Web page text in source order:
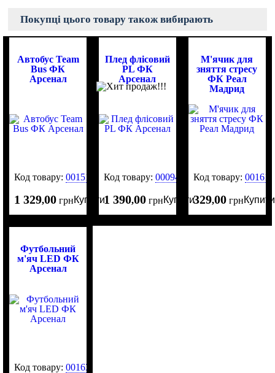
Покупці цього товару також вибирають
Автобус Team
Bus ФК
Арсенал
Код товару:0015169
1 329,00 грнКупити
Плед флісовий
PL ФК
Арсенал
Код товару:0009456
1 390,00 грнКупити
М'ячик для
зняття стресу
ФК Реал
Мадрид
Код товару:
329,00 грнКупити
Футбольний
м'яч LED ФК
Арсенал
Код товару:0016312